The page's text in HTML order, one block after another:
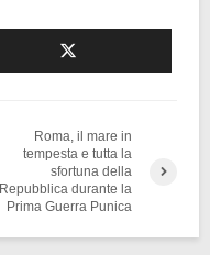
Roma, il mare in
tempesta e tutta la
sfortuna della
Repubblica durante la
Prima Guerra Punica